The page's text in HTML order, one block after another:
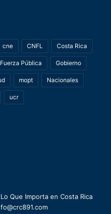
cne CNFL Costa Rica
Fuerza Pública Gobierno
mopt Nacionales
ucr
Que Importa en Costa Rica